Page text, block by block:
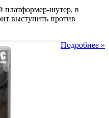
платформер-шутер, в
выступить против
Подробнее »